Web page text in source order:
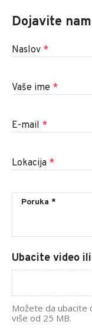
Dojavite
Naslov *
Vaše ime *
E-mail *
Lokacija *
Ubacite video
Možete da ubacite
više od 25 MB.